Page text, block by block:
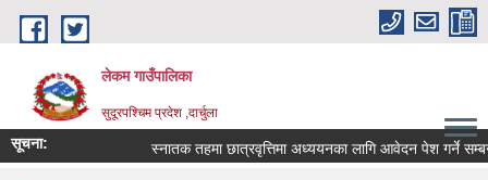
Skip to main content
लेकम गाउँपालिका
सुदूरपश्चिम प्रदेश ,दार्चुला
सूचना: स्नातक तहमा छात्रवृत्तिमा अध्ययनका लागि आवेदन पेश गर्ने